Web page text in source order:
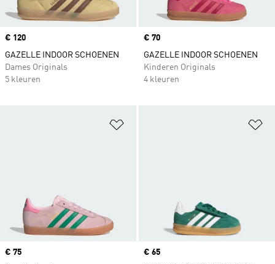
Price
€ 120
GAZELLE INDOOR SCHOENEN
Dames Originals
5 kleuren
Price
€ 70
GAZELLE INDOOR SCHOENEN
Kinderen Originals
4 kleuren
Price
€ 75
Price
€ 65